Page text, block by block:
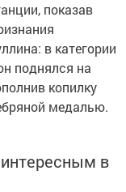
показав
в категории
поднялся на
копилку
медалью.
в